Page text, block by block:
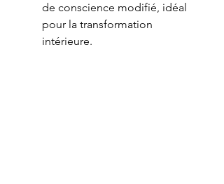
de conscience modifié, idéal
pour la transformation
intérieure.